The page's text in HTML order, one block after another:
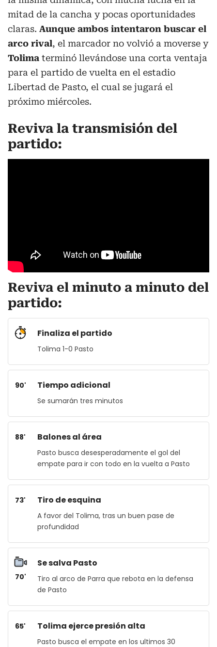
mitad de la cancha y pocas oportunidades
claras. Aunque ambos intentaron buscar el
arco rival, el marcador no volvió a moverse y
Tolima terminó llevándose una corta ventaja
para el partido de vuelta en el estadio
Libertad de Pasto, el cual se jugará el
próximo miércoles.
Reviva la transmisión del
partido:
Reviva el minuto a minuto del
partido:
Finaliza el partido
Tolima 1-0 Pasto
90' Tiempo adicional
Se sumarán tres minutos
88' Balones al área
Pasto busca desesperadamente el gol del
empate para ir con todo en la vuelta a Pasto
73' Tiro de esquina
A favor del Tolima, tras un buen pase de
profundidad
70'
Se salva Pasto
Tiro al arco de Parra que rebota en la defensa
de Pasto
65' Tolima ejerce presión alta
Pasto busca el empate en los ultimos 30